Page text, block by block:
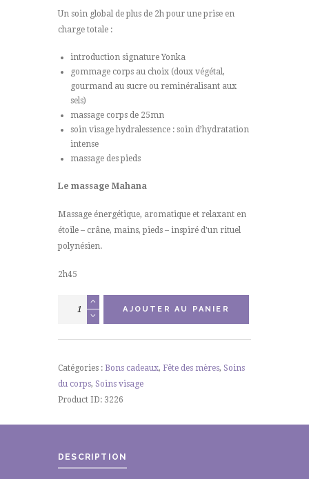
Un soin global de plus de 2h pour une prise en
charge totale :
introduction signature Yonka
gommage corps au choix (doux végétal,
gourmand au sucre ou reminéralisant aux
sels)
massage corps de 25mn
soin visage hydralessence : soin d’hydratation
intense
massage des pieds
Le massage Mahana
Massage énergétique, aromatique et relaxant en
étoile – crâne, mains, pieds – inspiré d’un rituel
polynésien.
2h45
Douceur
AJOUTER AU PANIER
Catégories : Bons cadeaux, Fête des mères, Soins
du corps, Soins visage
Product ID: 3226
DESCRIPTION